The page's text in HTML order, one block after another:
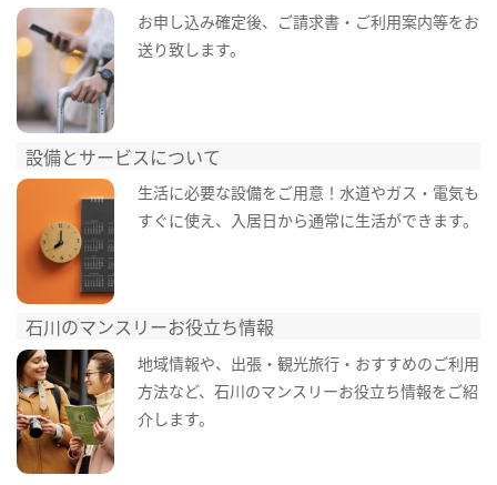
お申し込み確定後、ご請求書・ご利用案内等をお
送り致します。
設備とサービスについて
生活に必要な設備をご用意！水道やガス・電気も
すぐに使え、入居日から通常に生活ができます。
石川のマンスリーお役立ち情報
地域情報や、出張・観光旅行・おすすめのご利用
方法など、石川のマンスリーお役立ち情報をご紹
介します。